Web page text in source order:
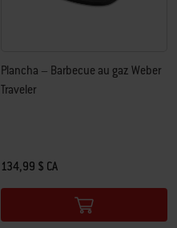
Plancha – Barbecue au gaz Weber
Traveler
134,99 $ CA
Color Options